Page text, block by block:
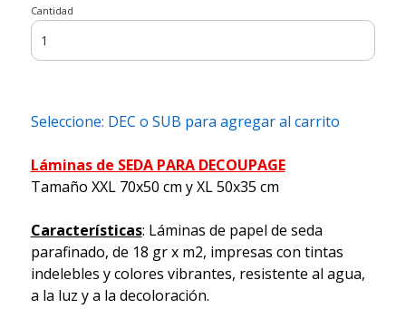
Cantidad
Seleccione: DEC o SUB para agregar al carrito
Láminas de SEDA PARA DECOUPAGE
Tamaño XXL 70x50 cm y XL 50x35 cm
Características: Láminas de papel de seda
parafinado, de 18 gr x m2, impresas con tintas
indelebles y colores vibrantes, resistente al agua,
a la luz y a la decoloración.